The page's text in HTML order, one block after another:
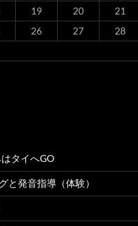
19 20 21
26 27 28
タイへGO
と発音指導（体験）